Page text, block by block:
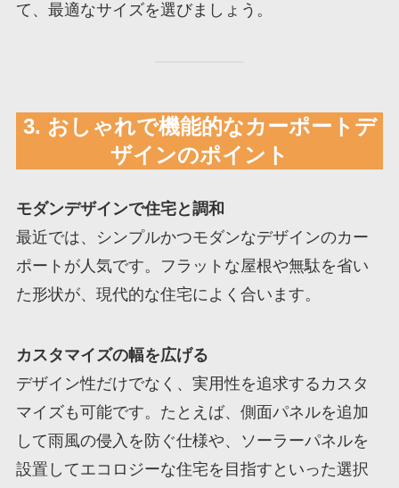
て、最適なサイズを選びましょう。
3. おしゃれで機能的なカーポートデ
ザインのポイント
モダンデザインで住宅と調和
最近では、シンプルかつモダンなデザインのカー
ポートが人気です。フラットな屋根や無駄を省い
た形状が、現代的な住宅によく合います。
カスタマイズの幅を広げる
デザイン性だけでなく、実用性を追求するカスタ
マイズも可能です。たとえば、側面パネルを追加
して雨風の侵入を防ぐ仕様や、ソーラーパネルを
設置してエコロジーな住宅を目指すといった選択